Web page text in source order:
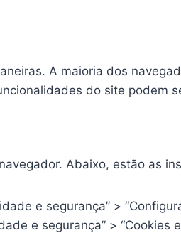
A maioria dos
do site podem
Abaixo, estão as
e segurança” >
e segurança” > “Cookies